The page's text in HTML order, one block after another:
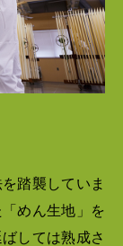
踏襲していま
めん生地」を
しては熟成さ